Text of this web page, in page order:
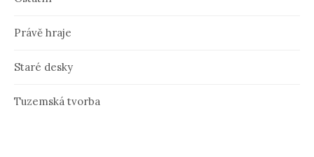
Právě hraje
Staré desky
Tuzemská tvorba